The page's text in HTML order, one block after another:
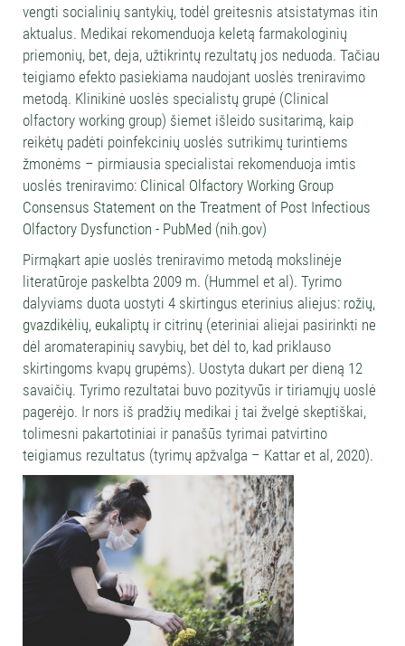
vengti socialinių santykių, todėl greitesnis atsistatymas itin
aktualus. Medikai rekomenduoja keletą farmakologinių
priemonių, bet, deja, užtikrintų rezultatų jos neduoda. Tačiau
teigiamo efekto pasiekiama naudojant uoslės treniravimo
metodą. Klinikinė uoslės specialistų grupė (Clinical
olfactory working group) šiemet išleido susitarimą, kaip
reikėtų padėti poinfekcinių uoslės sutrikimų turintiems
žmonėms – pirmiausia specialistai rekomenduoja imtis
uoslės treniravimo: Clinical Olfactory Working Group
Consensus Statement on the Treatment of Post Infectious
Olfactory Dysfunction - PubMed (nih.gov)
Pirmąkart apie uoslės treniravimo metodą mokslinėje
literatūroje paskelbta 2009 m. (Hummel et al). Tyrimo
dalyviams duota uostyti 4 skirtingus eterinius aliejus: rožių,
gvazdikėlių, eukaliptų ir citrinų (eteriniai aliejai pasirinkti ne
dėl aromaterapinių savybių, bet dėl to, kad priklauso
skirtingoms kvapų grupėms). Uostyta dukart per dieną 12
savaičių. Tyrimo rezultatai buvo pozityvūs ir tiriamųjų uoslė
pagerėjo. Ir nors iš pradžių medikai į tai žvelgė skeptiškai,
tolimesni pakartotiniai ir panašūs tyrimai patvirtino
teigiamus rezultatus (tyrimų apžvalga – Kattar et al, 2020).